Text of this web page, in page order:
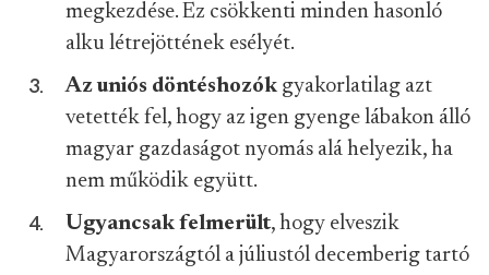
megkezdése. Ez csökkenti minden hasonló
alku létrejöttének esélyét.
Az uniós döntéshozók gyakorlatilag azt
vetették fel, hogy az igen gyenge lábakon álló
magyar gazdaságot nyomás alá helyezik, ha
nem működik együtt.
Ugyancsak felmerült, hogy elveszik
Magyarországtól a júliustól decemberig tartó